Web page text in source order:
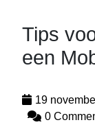
Tips
een
19
0